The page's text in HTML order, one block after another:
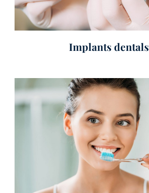
Implants dentals